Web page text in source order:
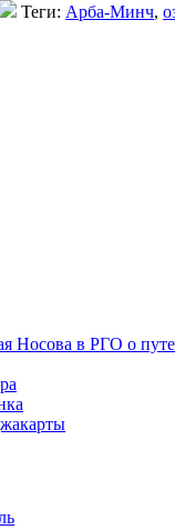
Теги: Арба-Минч,
Носова в РГО о